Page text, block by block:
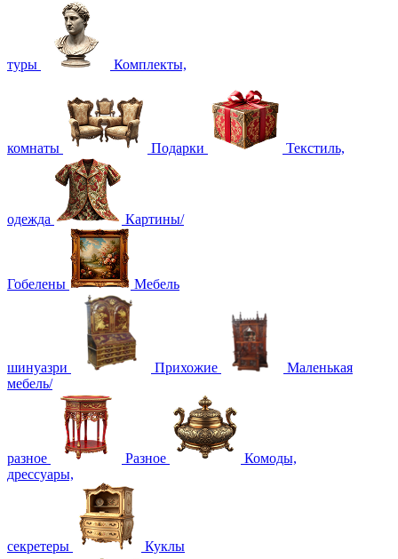
туры Комплекты,
комнаты Подарки Текстиль,
одежда Картины/
Гобелены Мебель
шинуазри Прихожие
Маленькая
мебель/
разное Разное
Комоды,
дрессуары,
секретеры Куклы